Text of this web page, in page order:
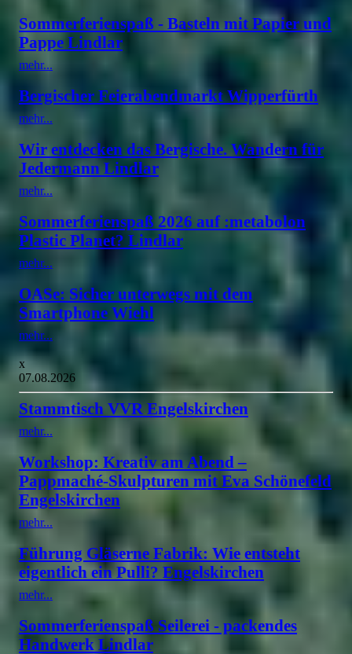
Sommerferienspaß - Basteln mit Papier und
Pappe Lindlar
mehr...
Bergischer Feierabendmarkt Wipperfürth
mehr...
Wir entdecken das Bergische. Wandern für
Jedermann Lindlar
mehr...
Sommerferienspaß 2026 auf :metabolon
Plastic Planet? Lindlar
mehr...
OASe: Sicher unterwegs mit dem
Smartphone Wiehl
mehr...
x
07.08.2026
Stammtisch VVR Engelskirchen
mehr...
Workshop: Kreativ am Abend –
Pappmaché-Skulpturen mit Eva Schönefeld
Engelskirchen
mehr...
Führung Gläserne Fabrik: Wie entsteht
eigentlich ein Pulli? Engelskirchen
mehr...
Sommerferienspaß Seilerei - packendes
Handwerk Lindlar